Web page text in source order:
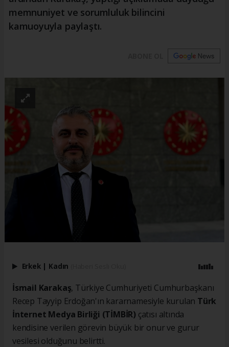
memnuniyet ve sorumluluk bilincini
kamuoyuyla paylaştı.
Erkek | Kadın
İsmail Karakaş, Türkiye Cumhuriyeti Cumhurbaşkanı
Recep Tayyip Erdoğan'ın kararnamesiyle kurulan Türk
İnternet Medya Birliği (TİMBİR) çatısı altında
kendisine verilen görevin büyük bir onur ve gurur
vesilesi olduğunu belirtti.